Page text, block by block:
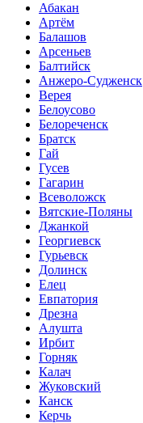
Абакан
Артём
Балашов
Арсеньев
Балтийск
Анжеро-Судженск
Верея
Белоусово
Белореченск
Братск
Гай
Гусев
Гагарин
Всеволожск
Вятские-Поляны
Джанкой
Георгиевск
Гурьевск
Долинск
Елец
Евпатория
Дрезна
Алушта
Ирбит
Горняк
Калач
Жуковский
Канск
Керчь